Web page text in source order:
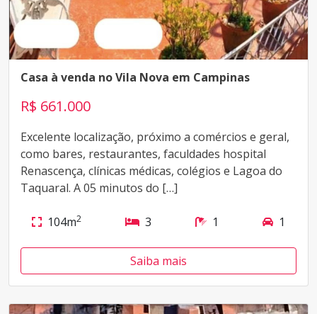
Casa à venda no Vila Nova em Campinas
R$ 661.000
Excelente localização, próximo a comércios e geral,
como bares, restaurantes, faculdades hospital
Renascença, clínicas médicas, colégios e Lagoa do
Taquaral. A 05 minutos do […]
104m2 3 1 1
Saiba mais